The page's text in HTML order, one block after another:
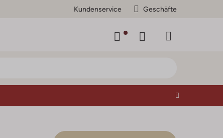
Kundenservice Geschäfte